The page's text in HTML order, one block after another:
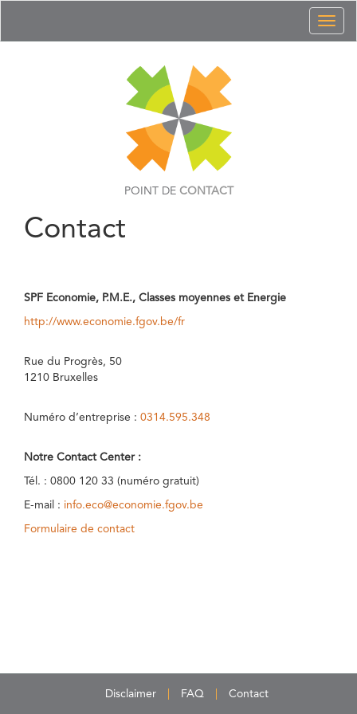
POINT DE CONTACT
Contact
SPF Economie, P.M.E., Classes moyennes et Energie
http://www.economie.fgov.be/fr
Rue du Progrès, 50
1210 Bruxelles
Numéro d’entreprise : 0314.595.348
Notre Contact Center :
Tél. : 0800 120 33 (numéro gratuit)
E-mail : info.eco@economie.fgov.be
Formulaire de contact
Disclaimer FAQ Contact